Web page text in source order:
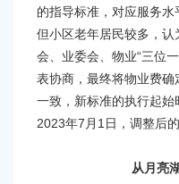
的指导标准，对应服务水
但小区老年居民较多，
会、业委会、物业“三位
表协商，最终将物业费
一致，新标准的执行起始
2023年7月1日，调整后
从月亮